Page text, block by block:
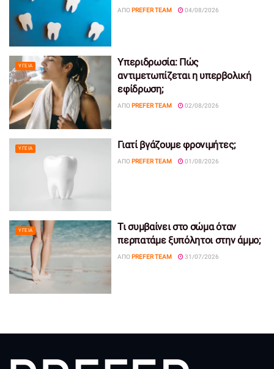
ΑΠΌ PREFER TEAM 04/08/2026
ΥΓΕΊΑ
Υπεριδρωσία: Πώς
αντιμετωπίζεται η υπερβολική
εφίδρωση;
ΑΠΌ PREFER TEAM 02/08/2026
ΥΓΕΊΑ Γιατί βγάζουμε φρονιμήτες;
ΑΠΌ PREFER TEAM 01/08/2026
ΥΓΕΊΑ
Τι συμβαίνει στο σώμα όταν
περπατάμε ξυπόλητοι στην άμμο;
ΑΠΌ PREFER TEAM 31/07/2026